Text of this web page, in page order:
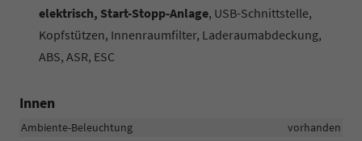
elektrisch, Start-Stopp-Anlage, USB-Schnittstelle,
Kopfstützen, Innenraumfilter, Laderaumabdeckung,
ABS, ASR, ESC
Innen
Ambiente-Beleuchtung
vorhanden